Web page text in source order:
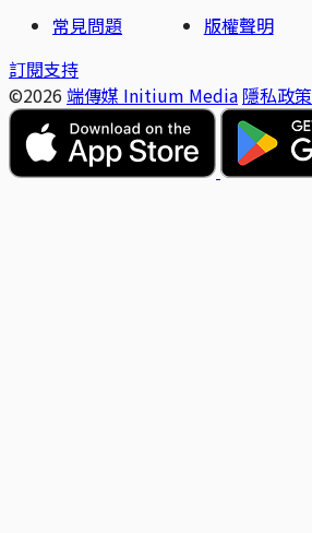
常見問題
版權聲明
訂閱支持
©2026 端傳媒 Initium Media 隱私政策